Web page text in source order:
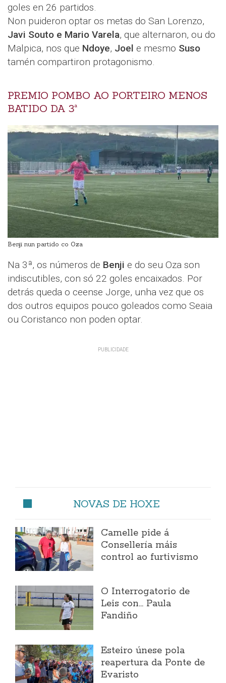
goles en 26 partidos.
Non puideron optar os metas do San Lorenzo,
Javi Souto e Mario Varela, que alternaron, ou do
Malpica, nos que Ndoye, Joel e mesmo Suso
tamén compartiron protagonismo.
PREMIO POMBO AO PORTEIRO MENOS
BATIDO DA 3ª
Benji nun partido co Oza
Na 3ª, os números de Benji e do seu Oza son
indiscutibles, con só 22 goles encaixados. Por
detrás queda o ceense Jorge, unha vez que os
dos outros equipos pouco goleados como Seaia
ou Coristanco non poden optar.
NOVAS DE HOXE
Camelle pide á
Consellería máis
control ao furtivismo
O Interrogatorio de
Leis con... Paula
Fandiño
Esteiro únese pola
reapertura da Ponte de
Evaristo